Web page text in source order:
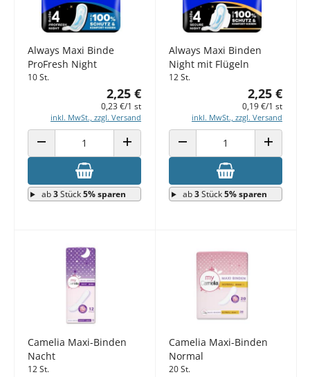
Always Maxi Binde
ProFresh Night
10 St.
2,25 €
0,23 €/1 st
inkl. MwSt., zzgl. Versand
ANZAHL VERRINGERN ANZAHL ERHÖHEN
ab3Stück5% sparen
Always Maxi Binden
Night mit Flügeln
12 St.
2,25 €
0,19 €/1 st
inkl. MwSt., zzgl. Versand
ANZAHL VERRINGERN ANZAHL
ab3Stück5% sparen
Camelia Maxi-Binden
Nacht
12 St.
Camelia Maxi-Binden
Normal
20 St.